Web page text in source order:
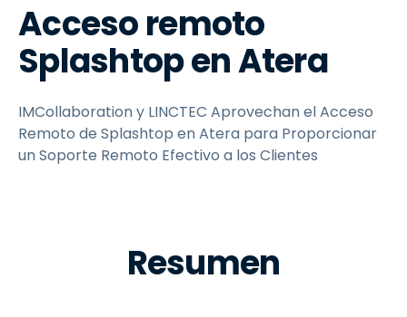
Acceso remoto
Splashtop en Atera
IMCollaboration y LINCTEC Aprovechan el Acceso
Remoto de Splashtop en Atera para Proporcionar
un Soporte Remoto Efectivo a los Clientes
Resumen